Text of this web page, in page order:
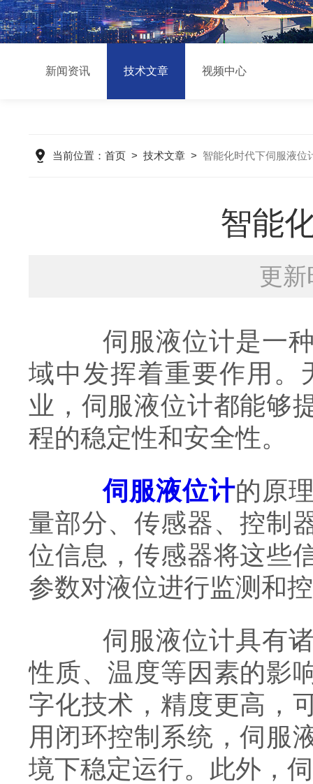
新闻资讯 技术文章 视频中心
当前位置： 首页> 技术文章> 智能化时代下伺服液位
智能
更
伺服液位计是一种
域中发挥着重要作用。
业，伺服液位计都能够
程的稳定性和安全性。
伺服液位计的原
量部分、传感器、控制
位信息，传感器将这些
参数对液位进行监测和
伺服液位计具有诸
性质、温度等因素的影
字化技术，精度更高，
用闭环控制系统，伺服
境下稳定运行。此外，